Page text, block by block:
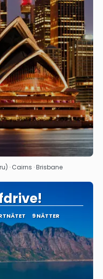
· Cairns · Brisbane
9 NÄTTER